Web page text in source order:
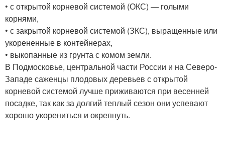
• с открытой корневой системой (ОКС) — голыми
корнями,
• с закрытой корневой системой (ЗКС), выращенные или
укорененные в контейнерах,
• выкопанные из грунта с комом земли.
В Подмосковье, центральной части России и на Северо-
Западе саженцы плодовых деревьев с открытой
корневой системой лучше приживаются при весенней
посадке, так как за долгий теплый сезон они успевают
хорошо укорениться и окрепнуть.